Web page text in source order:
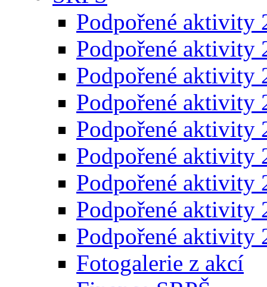
Podpořené aktivity
Podpořené aktivity
Podpořené aktivity
Podpořené aktivity
Podpořené aktivity
Podpořené aktivity
Podpořené aktivity
Podpořené aktivity
Podpořené aktivity
Fotogalerie z akcí